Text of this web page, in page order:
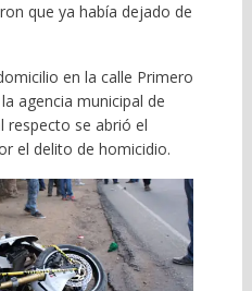
que ya había dejado de
en la calle Primero
agencia municipal de
respecto se abrió el
el delito de homicidio.